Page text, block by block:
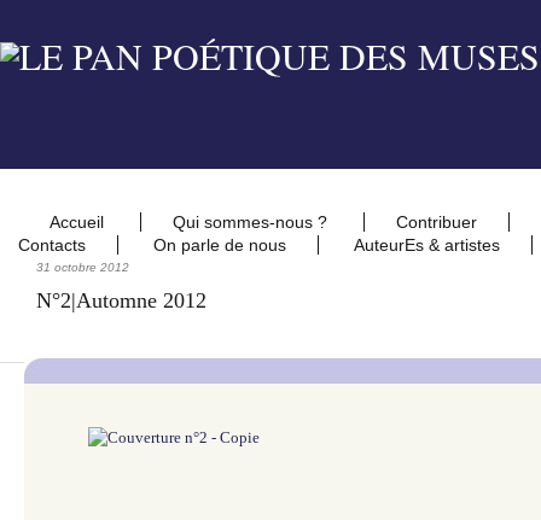
Accueil Qui sommes-nous ?
Contribuer
Contacts
On parle de nous AuteurEs & artistes
31 octobre 2012
N°2|Automne 2012